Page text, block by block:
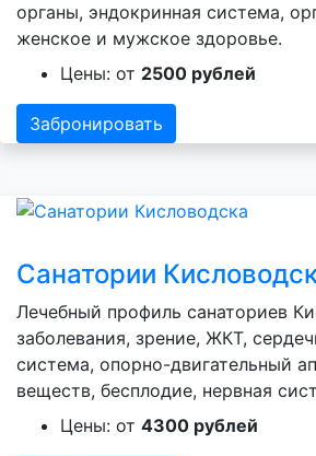
органы, эндокринная система,
женское и мужское здоровье.
Цены: от 2500 рублей
Забронировать
Санатории
Лечебный профиль санаториев
заболевания, зрение, ЖКТ,
система, опорно-двигательный
веществ, бесплодие, нервная
Цены: от 4300 рублей